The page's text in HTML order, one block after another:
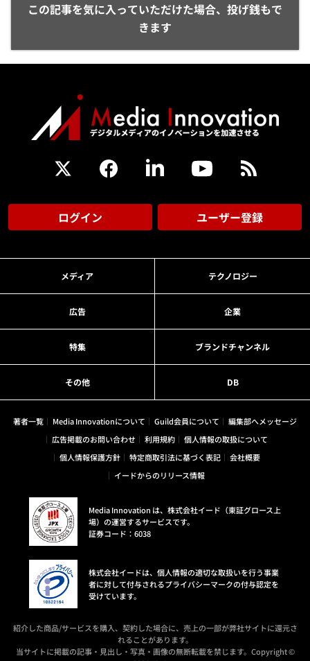
この記事を気に入っていただけた場合、投げ銭もで
きます
ログイン ユーザー登録
メディア テクノロジー
広告 企業
特集 ブランドチャンネル
その他 DB
著者一覧 Media Innovationについて Guild会員について
編集部へメッセージ
広告掲載のお問い合わせ
利用規約
個人情報の取扱について
個人情報保護方針
特定商取引法に基づく表記
会社概要
イードからのリリース情報
Media Innovation は、株式会社イード（東証グロース上
場）の運営するサービスです。
証券コード：6038
株式会社イードは、個人情報の適切な取扱いを行う事業
者に対して付与されるプライバシーマークの付与認定を
受けています。
紹介した商品/サービスを購入、契約した場合に、売上の一部が弊社サイトに還元さ
れることがあります。
当サイトに掲載の記事・見出し・写真・画像の無断転載を禁じます。Copyright ©